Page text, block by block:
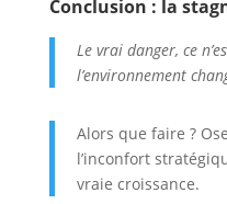
Conclusion : la
Le vrai danger, ce
l’environnement
Alors que faire ?
l’inconfort
vraie croissance.